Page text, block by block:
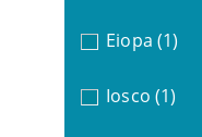
Eiopa (1)
Iosco (1)